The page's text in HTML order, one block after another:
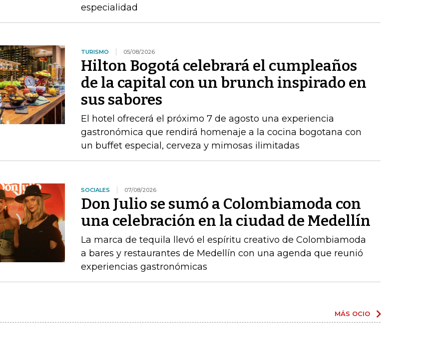
especialidad
TURISMO 05/08/2026
Hilton Bogotá celebrará el cumpleaños
de la capital con un brunch inspirado en
sus sabores
El hotel ofrecerá el próximo 7 de agosto una experiencia
gastronómica que rendirá homenaje a la cocina bogotana con
un buffet especial, cerveza y mimosas ilimitadas
SOCIALES 07/08/2026
Don Julio se sumó a Colombiamoda con
una celebración en la ciudad de Medellín
La marca de tequila llevó el espíritu creativo de Colombiamoda
a bares y restaurantes de Medellín con una agenda que reunió
experiencias gastronómicas
MÁS OCIO